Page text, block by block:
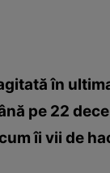
în
pe 22
îi vii de